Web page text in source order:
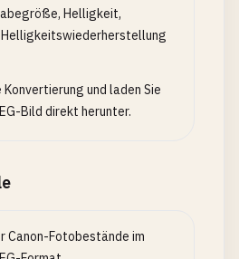
Helligkeit,
und laden Sie
Bild direkt herunter.
Canon-Fotobestände im